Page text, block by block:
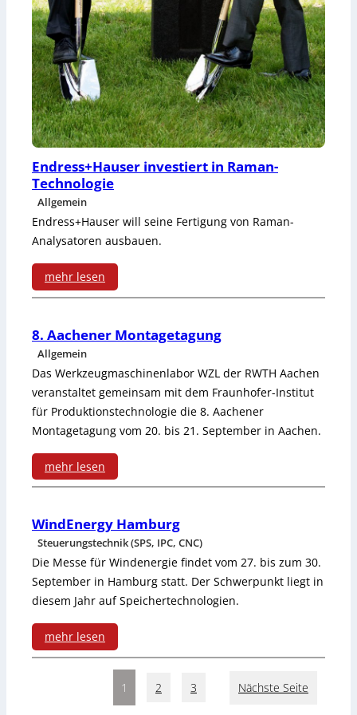
o
r
k
s
k
a
u
t
I
n
e
s
i
s
u
t
o
m
a
t
i
o
n
L
e
i
p
z
i
g
Endress+Hauser investiert in Raman-
Technologie
Allgemein
Endress+Hauser will seine Fertigung von Raman-
Analysatoren ausbauen.
mehr lesen
:
E
n
d
r
s
+
H
a
u
8. Aachener Montagetagung
Allgemein
Das Werkzeugmaschinenlabor WZL der RWTH Aachen
veranstaltet gemeinsam mit dem Fraunhofer-Institut
für Produktionstechnologie die 8. Aachener
Montagetagung vom 20. bis 21. September in Aachen.
mehr lesen
:
8
A
a
c
h
WindEnergy Hamburg
Steuerungstechnik (SPS, IPC, CNC)
Die Messe für Windenergie findet vom 27. bis zum 30.
September in Hamburg statt. Der Schwerpunkt liegt in
diesem Jahr auf Speichertechnologien.
mehr lesen
:
1 2 3 Nächste Seite